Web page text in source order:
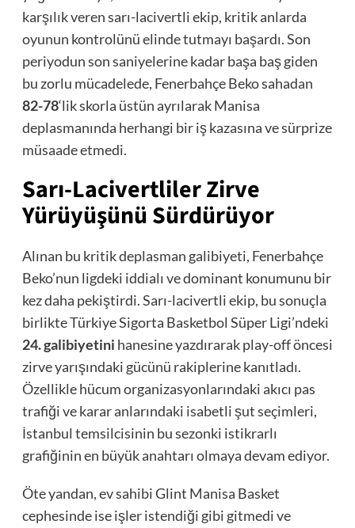
karşılık veren sarı-lacivertli ekip, kritik anlarda
oyunun kontrolünü elinde tutmayı başardı. Son
periyodun son saniyelerine kadar başa baş giden
bu zorlu mücadelede, Fenerbahçe Beko sahadan
82-78‘lik skorla üstün ayrılarak Manisa
deplasmanında herhangi bir iş kazasına ve sürprize
müsaade etmedi.
Sarı-Lacivertliler Zirve
Yürüyüşünü Sürdürüyor
Alınan bu kritik deplasman galibiyeti, Fenerbahçe
Beko’nun ligdeki iddialı ve dominant konumunu bir
kez daha pekiştirdi. Sarı-lacivertli ekip, bu sonuçla
birlikte Türkiye Sigorta Basketbol Süper Ligi’ndeki
24. galibiyetini hanesine yazdırarak play-off öncesi
zirve yarışındaki gücünü rakiplerine kanıtladı.
Özellikle hücum organizasyonlarındaki akıcı pas
trafiği ve karar anlarındaki isabetli şut seçimleri,
İstanbul temsilcisinin bu sezonki istikrarlı
grafiğinin en büyük anahtarı olmaya devam ediyor.
Öte yandan, ev sahibi Glint Manisa Basket
cephesinde ise işler istendiği gibi gitmedi ve